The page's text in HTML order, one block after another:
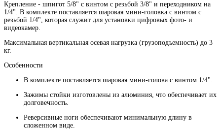
Крепление - шпигот 5/8" с винтом с резьбой 3/8" и переходником на
1/4". В комплекте поставляется шаровая мини-головка с винтом с
резьбой 1/4", которая служит для установки цифровых фото- и
видеокамер.
Максимальная вертикальная осевая нагрузка (грузоподъемность) до 3
кг.
Особенности
В комплекте поставляется шаровая мини-голова с винтом 1/4".
Зажимы стойки изготовлены из алюминия, что обеспечивает их
долговечность.
Реверсивные ноги обеспечивают минимальную длину в
сложенном виде.